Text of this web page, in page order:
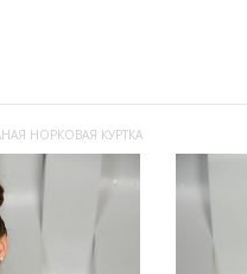
НОРКОВАЯ КУРТКА